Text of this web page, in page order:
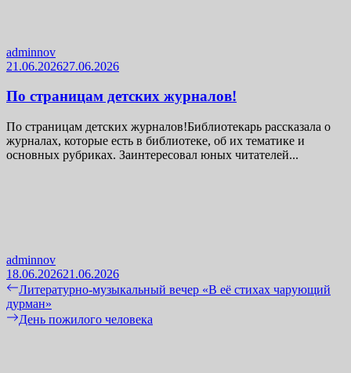
adminnov
21.06.202627.06.2026
По страницам детских журналов!
По страницам детских журналов!Библиотекарь рассказала о
журналах, которые есть в библиотеке, об их тематике и
основных рубриках. Заинтересовал юных читателей...
adminnov
18.06.202621.06.2026
Навигация
по
Previous
post:
Литературно-музыкальный вечер «В её стихах чарующий
дурман»
Next
День пожилого человека